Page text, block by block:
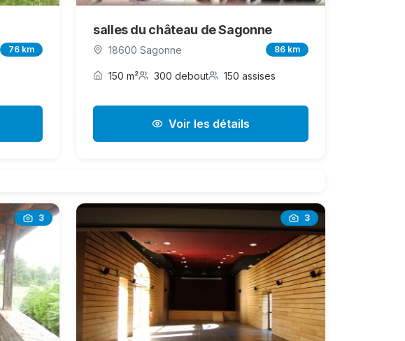
76 km
salles du château de Sagonne
18600 Sagonne 86 km
150 m² 300 debout 150 assises
Voir les détails
3 3